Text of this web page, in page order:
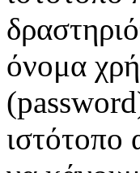
όνομα
ιστότοπο